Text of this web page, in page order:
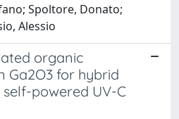
Spoltore, Donato;
Alessio
organic
Ga2O3 for hybrid
powered UV-C